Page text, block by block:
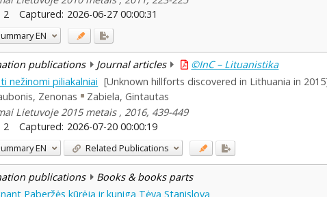
2 Captured: 2026-06-27 00:00:31
EN
publications Journal articles
©InC – Lituanistika
nežinomi piliakalniai [Unknown hillforts discovered in Lithuania in
Zenonas
Zabiela, Gintautas
Lietuvoje 2015 metais , 2016, 439-449
2 Captured: 2026-07-20 00:00:19
EN Related Publications
publications
Books & books parts
Paberžės kūrėją ir kunigą Tėvą Stanislovą